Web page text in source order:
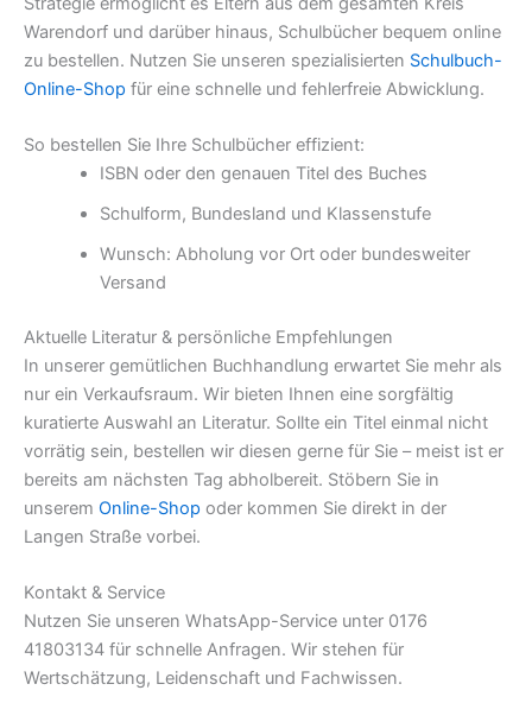
Warendorf und darüber hinaus, Schulbücher bequem online
zu bestellen. Nutzen Sie unseren spezialisierten Schulbuch-
Online-Shop für eine schnelle und fehlerfreie Abwicklung.
So bestellen Sie Ihre Schulbücher effizient:
ISBN oder den genauen Titel des Buches
Schulform, Bundesland und Klassenstufe
Wunsch: Abholung vor Ort oder bundesweiter
Versand
Aktuelle Literatur & persönliche Empfehlungen
In unserer gemütlichen Buchhandlung erwartet Sie mehr als
nur ein Verkaufsraum. Wir bieten Ihnen eine sorgfältig
kuratierte Auswahl an Literatur. Sollte ein Titel einmal nicht
vorrätig sein, bestellen wir diesen gerne für Sie – meist ist er
bereits am nächsten Tag abholbereit. Stöbern Sie in
unserem Online-Shop oder kommen Sie direkt in der
Langen Straße vorbei.
Kontakt & Service
Nutzen Sie unseren WhatsApp-Service unter 0176
41803134 für schnelle Anfragen. Wir stehen für
Wertschätzung, Leidenschaft und Fachwissen.